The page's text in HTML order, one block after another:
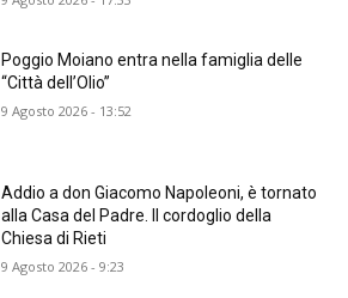
Poggio Moiano entra nella famiglia delle
“Città dell’Olio”
9 Agosto 2026 - 13:52
Addio a don Giacomo Napoleoni, è tornato
alla Casa del Padre. Il cordoglio della
Chiesa di Rieti
9 Agosto 2026 - 9:23